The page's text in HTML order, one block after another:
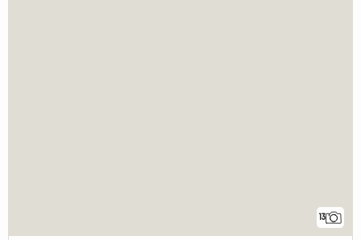
13